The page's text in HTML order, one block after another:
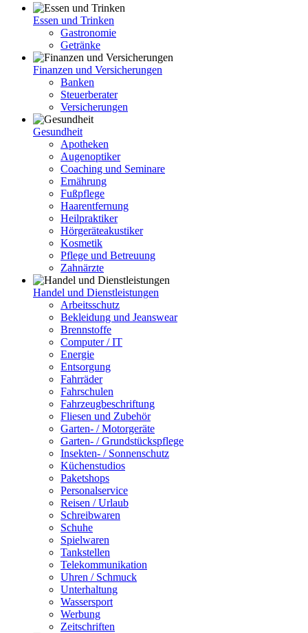
Essen und Trinken
Gastronomie
Getränke
Finanzen und Versicherungen
Banken
Steuerberater
Versicherungen
Gesundheit
Apotheken
Augenoptiker
Coaching und Seminare
Ernährung
Fußpflege
Haarentfernung
Heilpraktiker
Hörgeräteakustiker
Kosmetik
Pflege und Betreuung
Zahnärzte
Handel und Dienstleistungen
Arbeitsschutz
Bekleidung und Jeanswear
Brennstoffe
Computer / IT
Energie
Entsorgung
Fahrräder
Fahrschulen
Fahrzeugbeschriftung
Fliesen und Zubehör
Garten- / Motorgeräte
Garten- / Grundstückspflege
Insekten- / Sonnenschutz
Küchenstudios
Paketshops
Personalservice
Reisen / Urlaub
Schreibwaren
Schuhe
Spielwaren
Tankstellen
Telekommunikation
Uhren / Schmuck
Unterhaltung
Wassersport
Werbung
Zeitschriften